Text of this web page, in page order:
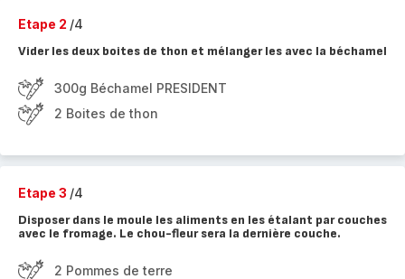
Etape 2 /4
Vider les deux boites de thon et mélanger les avec la béchamel
300g Béchamel PRESIDENT
2 Boites de thon
Etape 3 /4
Disposer dans le moule les aliments en les étalant par couches
avec le fromage. Le chou-fleur sera la dernière couche.
2 Pommes de terre